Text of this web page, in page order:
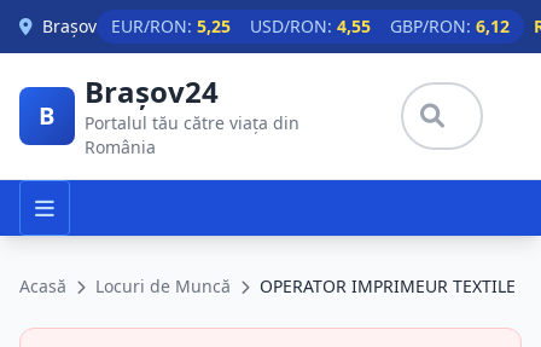
Skip to main content
Brașov EUR/RON: 5,25 USD/RON: 4,55 GBP/RON: 6,12
B
Brașov24
Portalul tău către viața din
România
Acasă Locuri de Muncă OPERATOR IMPRIMEUR TEXTILE